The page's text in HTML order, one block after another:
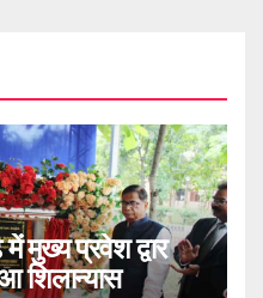
में मुख्य प्रवेश द्वार
शिलान्यास